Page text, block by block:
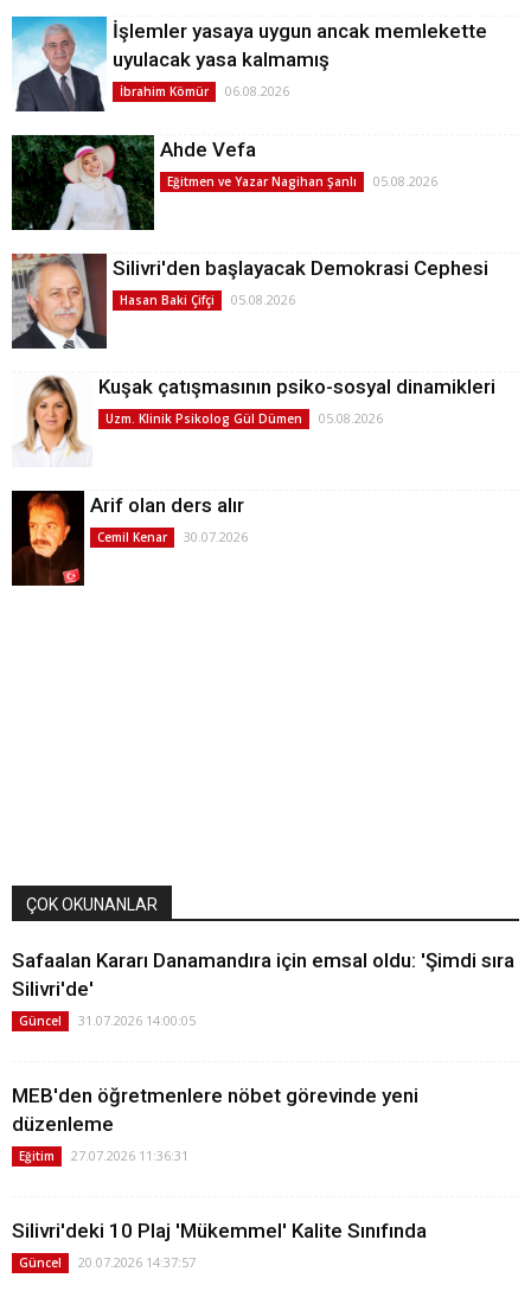
İşlemler yasaya uygun ancak memlekette
uyulacak yasa kalmamış
İbrahim Kömür 06.08.2026
Ahde Vefa
Eğitmen ve Yazar Nagihan Şanlı 05.08.2026
Silivri'den başlayacak Demokrasi Cephesi
Hasan Baki Çifçi 05.08.2026
Kuşak çatışmasının psiko-sosyal dinamikleri
Uzm. Klinik Psikolog Gül Dümen 05.08.2026
Arif olan ders alır
Cemil Kenar 30.07.2026
ÇOK OKUNANLAR
Safaalan Kararı Danamandıra için emsal oldu: 'Şimdi sıra
Silivri'de'
Güncel 31.07.2026 14:00:05
MEB'den öğretmenlere nöbet görevinde yeni
düzenleme
Eğitim 27.07.2026 11:36:31
Silivri'deki 10 Plaj 'Mükemmel' Kalite Sınıfında
Güncel 20.07.2026 14:37:57